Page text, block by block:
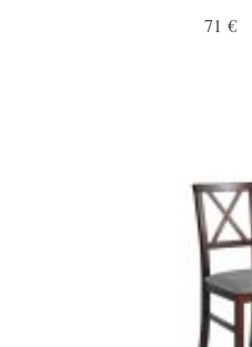
71 €